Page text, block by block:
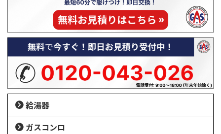
給湯器
ガスコンロ